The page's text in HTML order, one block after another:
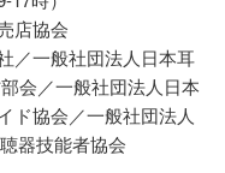
店協会
／⼀般社団法⼈⽇本⽿
会／⼀般社団法⼈⽇本
ド協会／⼀般社団法⼈
器技能者協会